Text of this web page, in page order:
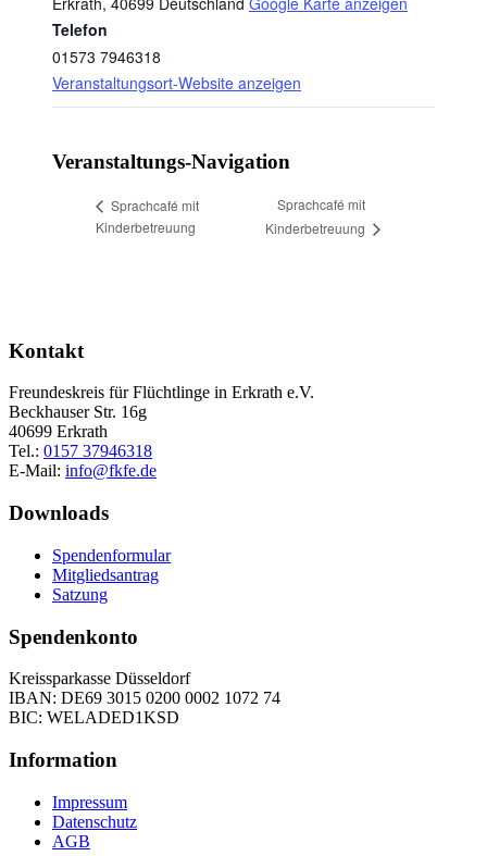
Telefon
01573 7946318
Veranstaltungsort-Website anzeigen
Veranstaltungs-Navigation
Sprachcafé mit
Kinderbetreuung
Sprachcafé mit
Kinderbetreuung
Kontakt
Freundeskreis für Flüchtlinge in Erkrath e.V.
Beckhauser Str. 16g
40699 Erkrath
Tel.: 0157 37946318
E-Mail: info@fkfe.de
Downloads
Spendenformular
Mitgliedsantrag
Satzung
Spendenkonto
Kreissparkasse Düsseldorf
IBAN: DE69 3015 0200 0002 1072 74
BIC: WELADED1KSD
Information
Impressum
Datenschutz
AGB